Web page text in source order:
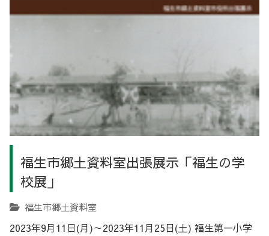
福生市郷土資料室出張展示「福生の学
校展」
福生市郷土資料室
2023年9月11日(月)～2023年11月25日(土) 福生第一小学